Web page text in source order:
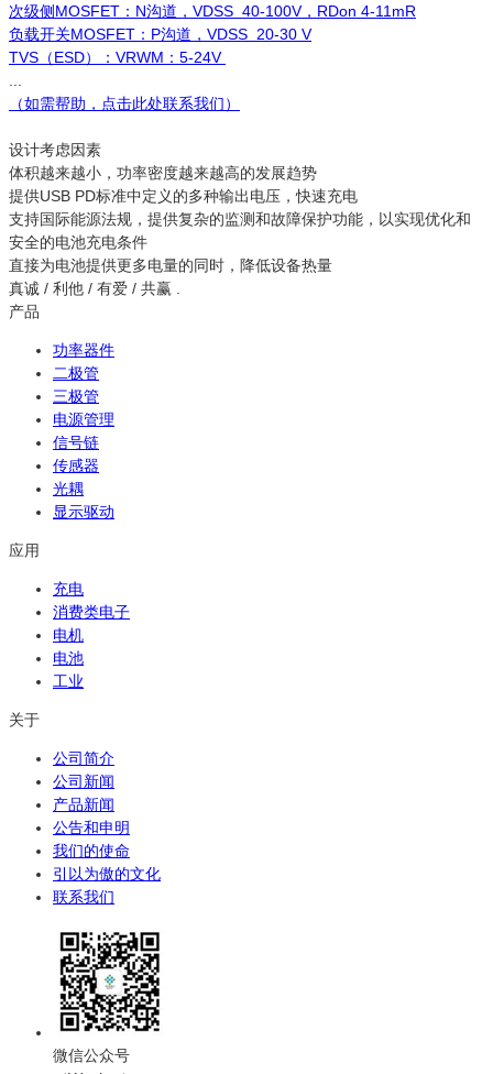
次级侧MOSFET：N沟道，VDSS 40-100V，RDon 4-11mR
负载开关MOSFET：P沟道，VDSS 20-30 V
TVS（ESD）：VRWM：5-24V
（如需帮助，点击此处联系我们）
设计考虑因素
体积越来越小，功率密度越来越高的发展趋势
提供USB PD标准中定义的多种输出电压，快速充电
支持国际能源法规，提供复杂的监测和故障保护功能，以实现优化和
安全的电池充电条件
直接为电池提供更多电量的同时，降低设备热量
真诚 / 利他 / 有爱 / 共赢 .
产品
功率器件
二极管
三极管
电源管理
信号链
传感器
光耦
显示驱动
应用
充电
消费类电子
电机
电池
工业
关于
公司简介
公司新闻
产品新闻
公告和申明
我们的使命
引以为傲的文化
联系我们
微信公众号